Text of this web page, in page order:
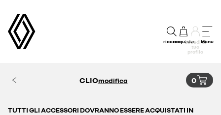
ricercaacquistoaccedi al
tuo
profilo
Menu
CLIOmodifica 0
TUTTI GLI ACCESSORI DOVRANNO ESSERE ACQUISTATI IN